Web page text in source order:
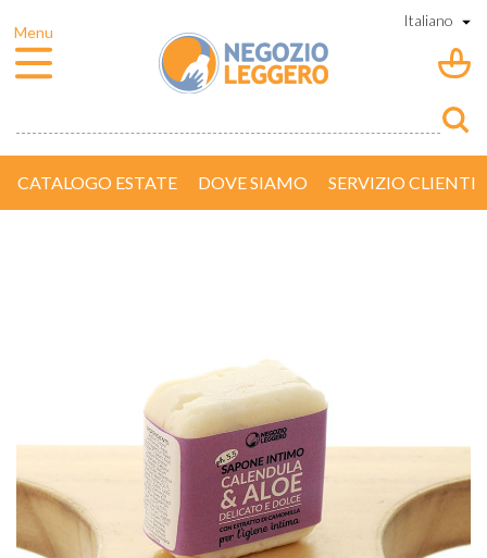
CATALOGO ESTATE DOVE SIAMO SERVIZIO CLIENTI